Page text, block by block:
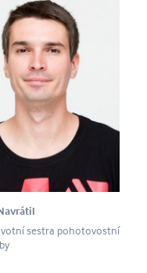
sestra pohotovostní